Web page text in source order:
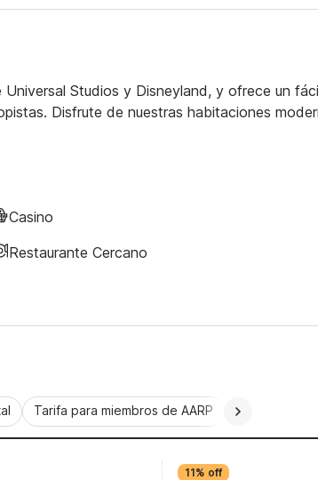
Studios y Disneyland, y ofrece un
Disfrute de nuestras habitaciones
Casino
Restaurante Cercano
Tarifa para miembros de AARP
11% off